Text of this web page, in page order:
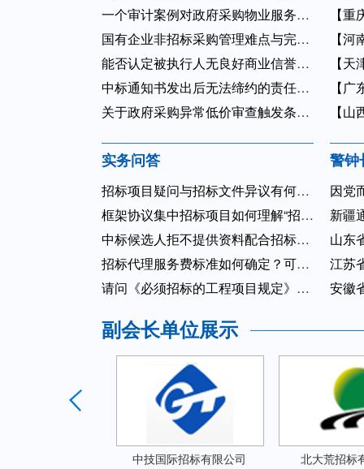
一个审计案例对政府采购物业服务项目的警示
国有企业非招标采购管理难点与完善措施
能否认定被执行人无良好商业信誉禁止其参加政府采购
中标通知书发出后无法缔约的责任界定与案例解析
关于政府采购异常低价审查触发条件及审查效果分析
【
【
【
【
【
实务问答
招标项目疑问与招标文件异议有何区别？点对点回答疑问是否会造成...
框架协议集中招标项目如何理解“招标人应当确定排名第一的中标候...
中标候选人拒不提供资料配合招标人对异议事项进行答复，能否取消...
招标代理服务费标准如何确定？可以由中标人支付吗？
请问《必须招标的工程项目规定》的效力等级是什么？违反该规定中...
警钟
因党
新疆
山东
江苏
安徽
副会长单位展示
中技国际招标有限公司 北大荒招标有